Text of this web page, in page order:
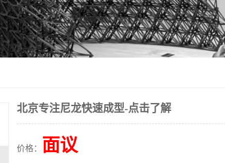
北京专注尼龙快速成型-点击了解
价格： 面议